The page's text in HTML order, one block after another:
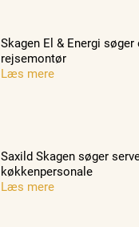
Skagen El & Energi
rejsemontør
Læs mere
Saxild Skagen søger
køkkenpersonale
Læs mere